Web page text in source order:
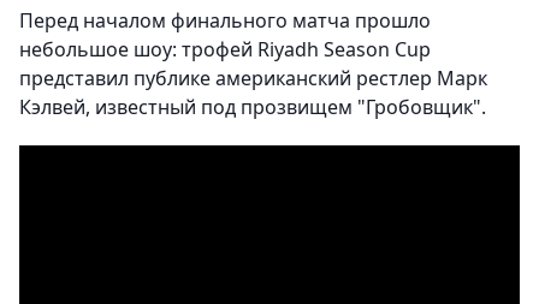
Перед началом финального матча прошло
небольшое шоу: трофей Riyadh Season Cup
представил публике американский рестлер Марк
Кэлвей, известный под прозвищем "Гробовщик".